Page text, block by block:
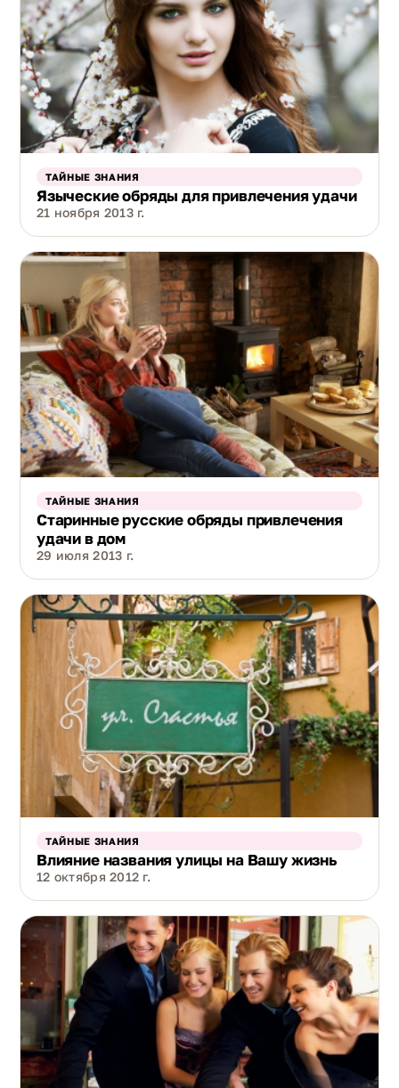
ТАЙНЫЕ ЗНАНИЯ
Языческие обряды для привлечения удачи
21 ноября 2013 г.
ТАЙНЫЕ ЗНАНИЯ
Старинные русские обряды привлечения
удачи в дом
29 июля 2013 г.
ТАЙНЫЕ ЗНАНИЯ
Влияние названия улицы на Вашу жизнь
12 октября 2012 г.